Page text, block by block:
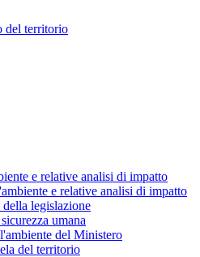
del territorio
e relative analisi di impatto
e relative analisi di impatto
legislazione
umana
del Ministero
del territorio